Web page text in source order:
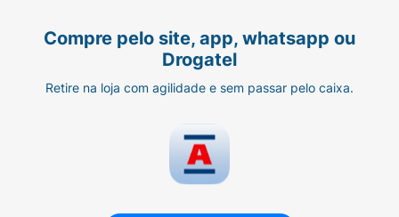
Compre pelo site, app, whatsapp ou
Drogatel
Retire na loja com agilidade e sem passar pelo caixa.